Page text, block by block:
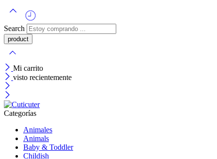
Search
Mi carrito
visto recientemente
Categorías
Animales
Animals
Baby & Toddler
Childish